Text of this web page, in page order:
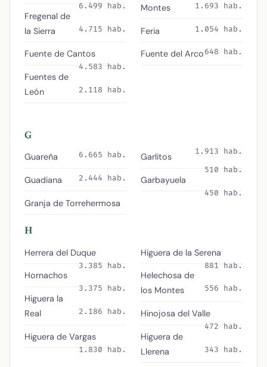
6.499 hab.
Fregenal de
la Sierra
4.715 hab.
Fuente de Cantos
4.583 hab.
Fuentes de
León
2.118 hab.
Montes
1.693 hab.
Feria 1.054 hab.
Fuente del Arco648 hab.
G
Guareña 6.665 hab.
Guadiana 2.444 hab.
Granja de Torrehermosa
1.913 hab.
Garlitos
510 hab.
Garbayuela
450 hab.
H
Herrera del Duque
3.385 hab.
Hornachos
3.375 hab.
Higuera la
Real
2.186 hab.
Higuera de Vargas
1.830 hab.
Higuera de la Serena
881 hab.
Helechosa de
los Montes
556 hab.
Hinojosa del Valle
472 hab.
Higuera de
Llerena
343 hab.